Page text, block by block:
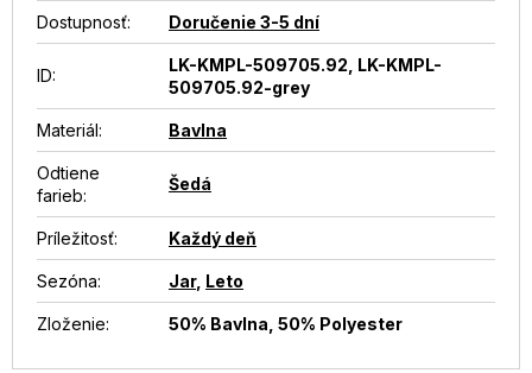
Dostupnosť: Doručenie 3-5 dní
ID:
LK-KMPL-509705.92, LK-KMPL-
509705.92-grey
Materiál: Bavlna
Odtiene
farieb:
Šedá
Príležitosť: Každý deň
Sezóna: Jar, Leto
Zloženie: 50% Bavlna, 50% Polyester